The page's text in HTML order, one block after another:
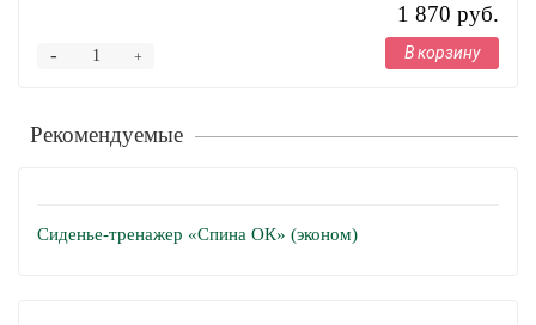
1 870 руб.
+
- В корзину
Рекомендуемые
Сиденье-тренажер «Спина ОК» (эконом)